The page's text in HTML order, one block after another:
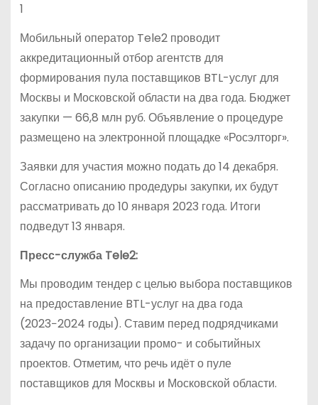
1
Мобильный оператор Tele2 проводит
аккредитационный отбор агентств для
формирования пула поставщиков BTL-услуг для
Москвы и Московской области на два года. Бюджет
закупки — 66,8 млн руб. Объявление о процедуре
размещено на электронной площадке «Росэлторг».
Заявки для участия можно подать до 14 декабря.
Согласно описанию продедуры закупки, их будут
рассматривать до 10 января 2023 года. Итоги
подведут 13 января.
Пресс-служба Tele2:
Мы проводим тендер с целью выбора поставщиков
на предоставление BTL-услуг на два года
(2023−2024 годы). Ставим перед подрядчиками
задачу по организации промо- и событийных
проектов. Отметим, что речь идёт о пуле
поставщиков для Москвы и Московской области.